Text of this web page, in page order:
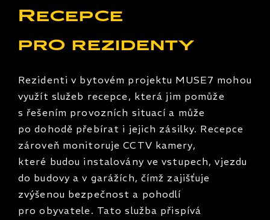
Recepce
pro rezidenty
Rezidenti v bytovém projektu MUSE7 mohou
využít služeb recepce, která jim pomůže
s řešením provozních situací a může
po dohodě přebírat i jejich zásilky. Recepce
zároveň monitoruje CCTV kamery,
které budou instalovány ve vstupech, vjezdu
do budovy a v garážích, čímž zajišťuje
zvýšenou bezpečnost a pohodlí
pro obyvatele. Tato služba přispívá